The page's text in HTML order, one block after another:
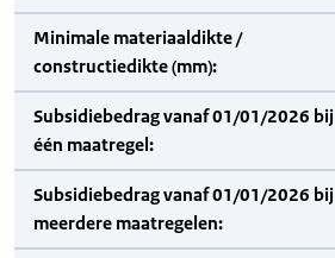
Minimale materiaaldikte /
constructiedikte (mm):
Subsidiebedrag vanaf 01/01/2026 bij
één maatregel:
Subsidiebedrag vanaf 01/01/2026 bij
meerdere maatregelen: